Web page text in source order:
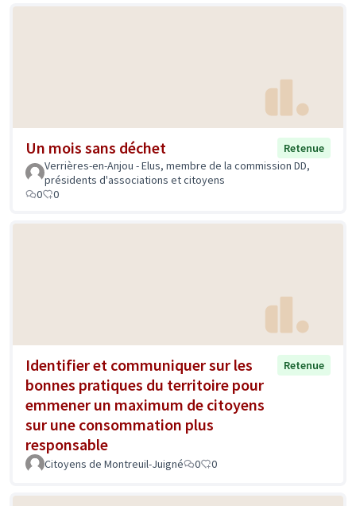
Un mois sans déchet
Retenue
Verrières-en-Anjou - Elus, membre de la commission DD,
présidents d'associations et citoyens
0
0
Identifier et communiquer sur les
bonnes pratiques du territoire pour
emmener un maximum de citoyens
sur une consommation plus
responsable
Retenue
Citoyens de Montreuil-Juigné 0 0